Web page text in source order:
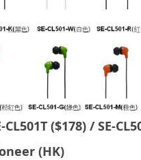
CL501T ($178) / SE-
(HK)